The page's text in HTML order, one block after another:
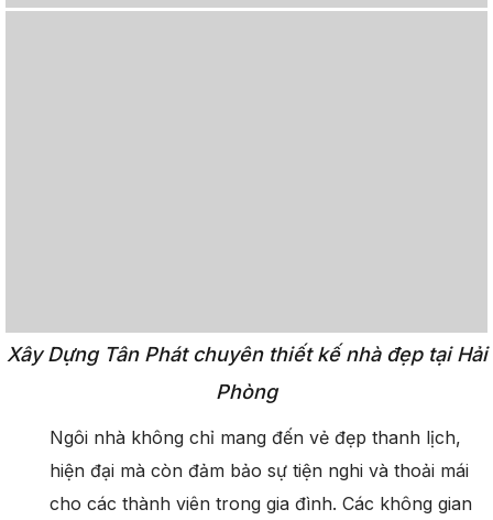
Xây Dựng Tân Phát chuyên thiết kế nhà đẹp tạiHải
Phòng
Ngôi nhà không chỉ mang đến vẻ đẹp thanh lịch,
hiện đại mà còn đảm bảo sự tiện nghi và thoải mái
cho các thành viên trong gia đình. Các không gian